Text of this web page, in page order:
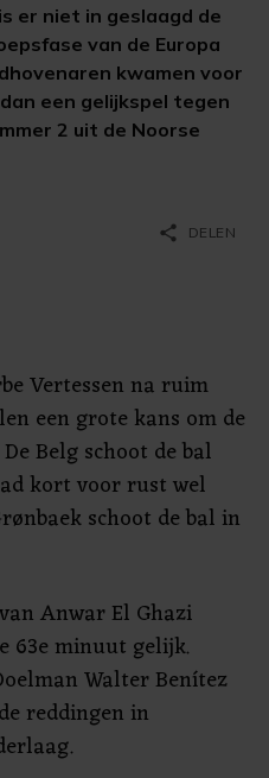
er niet in geslaagd de
van de Europa
kwamen voor
een gelijkspel tegen
2 uit de Noorse
share DELEN
Vertessen na ruim
een grote kans om de
Belg schoot de bal
kort voor rust wel
schoot de bal in
Anwar El Ghazi
63e minuut gelijk.
Walter Benítez
reddingen in